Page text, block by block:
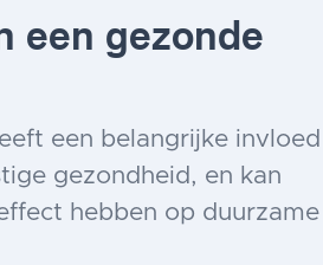
een gezonde
een belangrijke
gezondheid, en kan
hebben op duurzame